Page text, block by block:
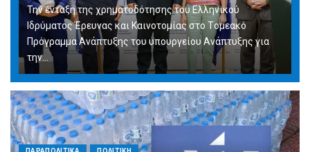
Την ένταξη της χρηματοδότησης του Ελληνικού
Ιδρύματος Έρευνας και Καινοτομίας στο Tομεακό
Πρόγραμμα Ανάπτυξης του υπουργείου Ανάπτυξης για
την…